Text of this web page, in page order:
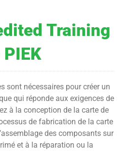
Training
sont nécessaires pour créer un
qui réponde aux exigences de
à la conception de la carte de
de fabrication de la carte
des composants sur
et à la réparation ou la